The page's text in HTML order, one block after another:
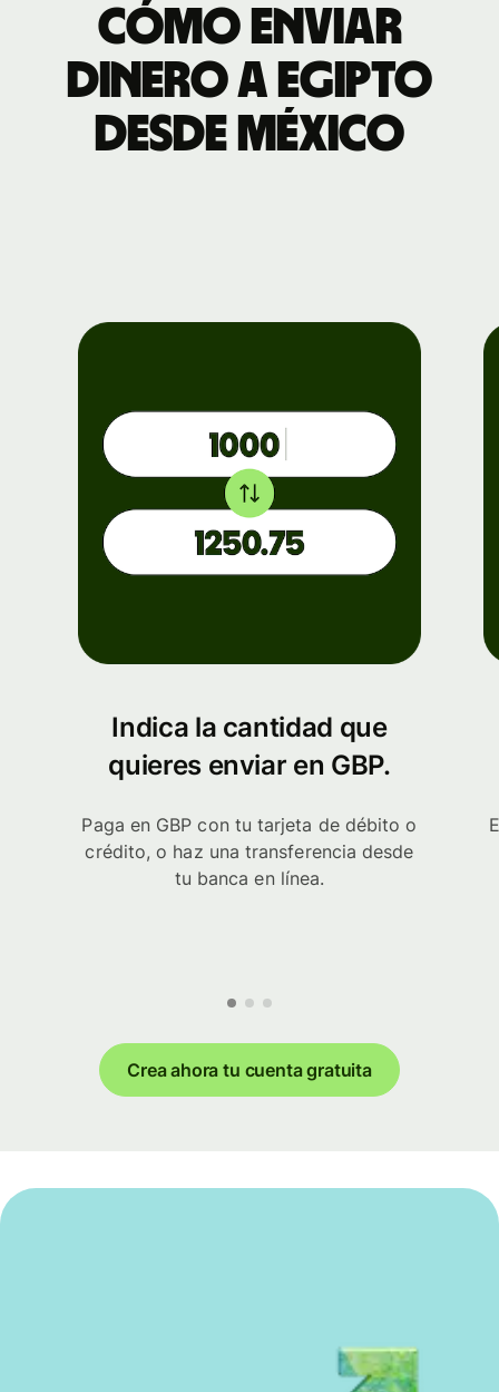
Cómo enviar
dinero a Egipto
desde México
Indica la cantidad que
quieres enviar en GBP.
Paga en GBP con tu tarjeta de débito o
crédito, o haz una transferencia desde
tu banca en línea.
Crea ahora tu cuenta gratuita